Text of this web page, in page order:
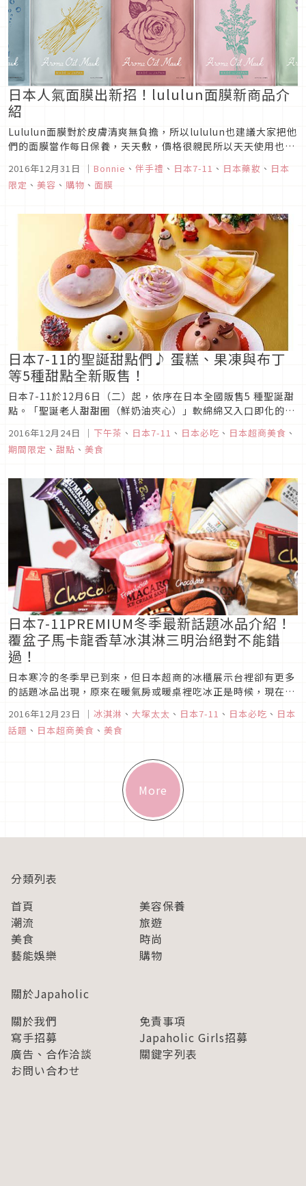
日本人氣面膜出新招！lululun面膜新商品介
紹
Lululun面膜對於皮膚清爽無負擔，所以lululun也建議大家把他
們的面膜當作每日保養，天天敷，價格很親民所以天天使用也不
會比較好上妝，所以深受不少女性歡迎～
2016年12月31日 ｜ Bonnie 、 伴手禮 、 日本7-11 、 日本藥妝 、 日本
限定 、 美容 、 購物 、 面膜
日本7-11的聖誕甜點們♪ 蛋糕、果凍與布丁
等5種甜點全新販售！
日本7-11於12月6日（二）起，依序在日本全國販售5 種聖誕甜
點。「聖誕老人甜甜圈（鮮奶油夾心）」軟綿綿又入口即化的外
皮中夾著鮮奶油。聖誕老人的紅鼻子則以巧克力妝點！外包裝上
還印有聖誕帽的聖誕老人甜甜圈♪「聖誕節閃亮亮果凍蛋糕」這
款甜點使用了大量的櫻桃、芒果和鳳梨。還加入了草莓口味的碎
2016年12月24日 ｜ 下午茶 、 日本7-11 、 日本必吃 、 日本超商美食 、
期間限定 、 甜點 、 美食
日本7-11PREMIUM冬季最新話題冰品介紹！
覆盆子馬卡龍香草冰淇淋三明治絕對不能錯
過！
日本寒冷的冬季早已到來，但日本超商的冰櫃展示台裡卻有更多
的話題冰品出現，原來在暖氣房或暖桌裡吃冰正是時候，現在馬
上來看一下日本7-11 特別企劃的PREMIUM冬のアイス又有什麼
創意冰品是今年冬天必吃的呢？
2016年12月23日 ｜ 冰淇淋 、 大塚太太 、 日本7-11 、 日本必吃 、 日本
話題 、 日本超商美食 、 美食
More
分類列表
首頁
美容保養
潮流
旅遊
美食
時尚
藝能娛樂
購物
關於Japaholic
關於我們
免責事項
寫手招募
Japaholic Girls招募
廣告、合作洽談
關鍵字列表
お問い合わせ